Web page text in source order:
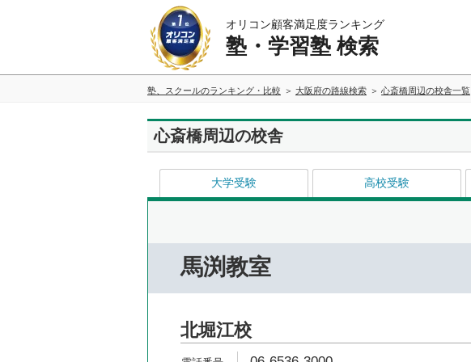
オリコン顧客満足度ランキング
塾・学習塾 検索
塾、スクールのランキング・比較 大阪府の路線検索 心斎橋周辺の校舎一覧
心斎橋周辺の校舎
大学受験 高校受験
馬渕教室
北堀江校